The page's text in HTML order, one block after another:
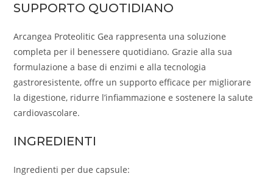
SUPPORTO QUOTIDIANO
Arcangea Proteolitic Gea rappresenta una soluzione
completa per il benessere quotidiano. Grazie alla sua
formulazione a base di enzimi e alla tecnologia
gastroresistente, offre un supporto efficace per migliorare
la digestione, ridurre l’infiammazione e sostenere la salute
cardiovascolare.
INGREDIENTI
Ingredienti per due capsule: